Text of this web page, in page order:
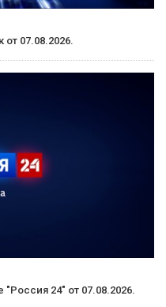
07.08.2026.
24" от 07.08.2026.